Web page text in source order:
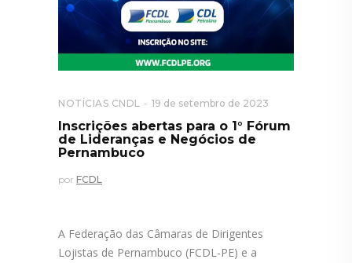
NOTÍCIAS CNDL 19 de setembro de 2023
Inscrições abertas para o 1° Fórum
de Lideranças e Negócios de
Pernambuco
por FCDL
A Federação das Câmaras de Dirigentes
Lojistas de Pernambuco (FCDL-PE) e a